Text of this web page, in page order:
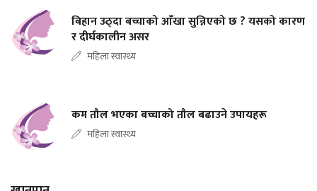
बिहान उठ्दा बच्चाको आँखा सुन्निएको छ ? यसको कारण
र दीर्घकालीन असर
महिला स्वास्थ्य
कम तौल भएका बच्चाको तौल बढाउने उपायहरू
महिला स्वास्थ्य